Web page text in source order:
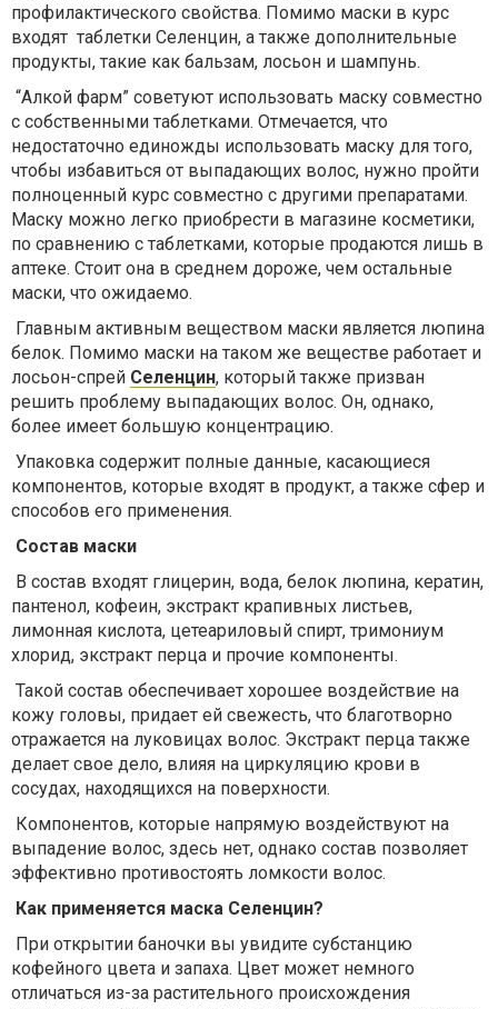
профилактического свойства. Помимо маски в курс
входят таблетки Селенцин, а также дополнительные
продукты, такие как бальзам, лосьон и шампунь.
“Алкой фарм” советуют использовать маску совместно
с собственными таблетками. Отмечается, что
недостаточно единожды использовать маску для того,
чтобы избавиться от выпадающих волос, нужно пройти
полноценный курс совместно с другими препаратами.
Маску можно легко приобрести в магазине косметики,
по сравнению с таблетками, которые продаются лишь в
аптеке. Стоит она в среднем дороже, чем остальные
маски, что ожидаемо.
Главным активным веществом маски является люпина
белок. Помимо маски на таком же веществе работает и
лосьон-спрей Селенцин, который также призван
решить проблему выпадающих волос. Он, однако,
более имеет большую концентрацию.
Упаковка содержит полные данные, касающиеся
компонентов, которые входят в продукт, а также сфер и
способов его применения.
Состав маски
В состав входят глицерин, вода, белок люпина, кератин,
пантенол, кофеин, экстракт крапивных листьев,
лимонная кислота, цетеариловый спирт, тримониум
хлорид, экстракт перца и прочие компоненты.
Такой состав обеспечивает хорошее воздействие на
кожу головы, придает ей свежесть, что благотворно
отражается на луковицах волос. Экстракт перца также
делает свое дело, влияя на циркуляцию крови в
сосудах, находящихся на поверхности.
Компонентов, которые напрямую воздействуют на
выпадение волос, здесь нет, однако состав позволяет
эффективно противостоять ломкости волос.
Как применяется маска Селенцин?
При открытии баночки вы увидите субстанцию
кофейного цвета и запаха. Цвет может немного
отличаться из-за растительного происхождения